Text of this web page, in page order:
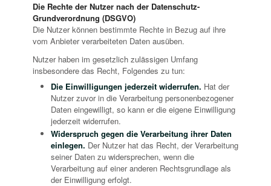
Die Rechte der Nutzer nach der Datenschutz-
Grundverordnung (DSGVO)
Die Nutzer können bestimmte Rechte in Bezug auf ihre
vom Anbieter verarbeiteten Daten ausüben.
Nutzer haben im gesetzlich zulässigen Umfang
insbesondere das Recht, Folgendes zu tun:
Die Einwilligungen jederzeit widerrufen. Hat der
Nutzer zuvor in die Verarbeitung personenbezogener
Daten eingewilligt, so kann er die eigene Einwilligung
jederzeit widerrufen.
Widerspruch gegen die Verarbeitung ihrer Daten
einlegen. Der Nutzer hat das Recht, der Verarbeitung
seiner Daten zu widersprechen, wenn die
Verarbeitung auf einer anderen Rechtsgrundlage als
der Einwilligung erfolgt.